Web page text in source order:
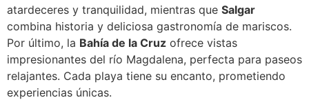
atardeceres y tranquilidad, mientras que Salgar
combina historia y deliciosa gastronomía de mariscos.
Por último, la Bahía de la Cruz ofrece vistas
impresionantes del río Magdalena, perfecta para paseos
relajantes. Cada playa tiene su encanto, prometiendo
experiencias únicas.